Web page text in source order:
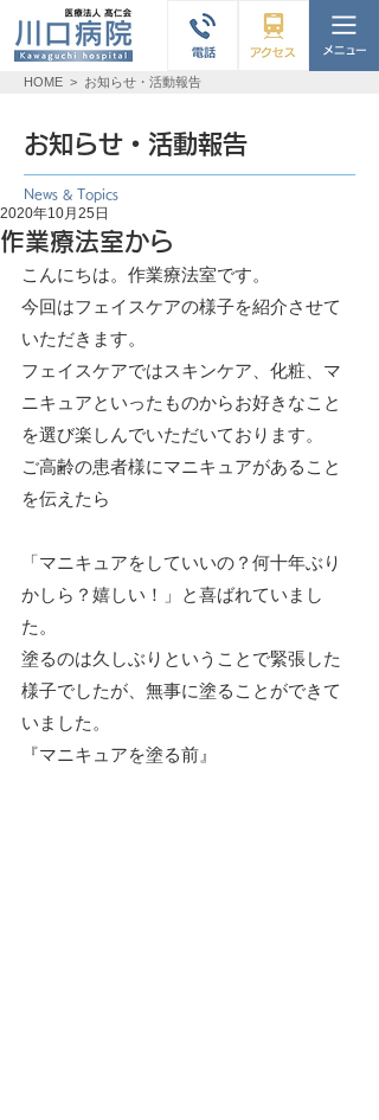
HOME > お知らせ・活動報告
お知らせ・活動報告
News & Topics
作業療法室から
2020年10月25日
こんにちは。作業療法室です。
今回はフェイスケアの様子を紹介させて
いただきます。
フェイスケアではスキンケア、化粧、マ
ニキュアといったものからお好きなこと
を選び楽しんでいただいております。
ご高齢の患者様にマニキュアがあること
を伝えたら
「マニキュアをしていいの？何十年ぶり
かしら？嬉しい！」と喜ばれていまし
た。
塗るのは久しぶりということで緊張した
様子でしたが、無事に塗ることができて
いました。
『マニキュアを塗る前』